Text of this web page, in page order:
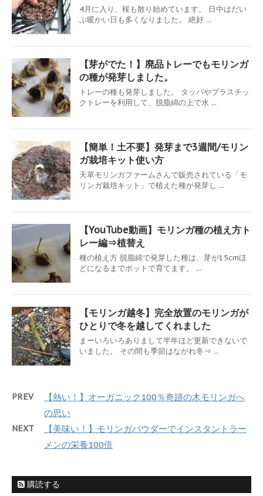
4月に入り、桜も散り始めています。 日中はだい
ぶ暖かい日も多くなりました。 絶好 ...
【芽がでた！】廃品トレーでもモリンガ
の種が発芽しました。
トレーの種も発芽しました。 タッパやプラスチッ
クトレーを利用して、脱脂綿の上で水 ...
【簡単！土不要】発芽まで3週間/モリン
ガ栽培キット使い方
天草モリンガファームさんで販売されている「モ
リンガ栽培キット」で植えた種が発芽し ...
【YouTube動画】モリンガ種の植え方ト
レー編⇒植替え
種の植え方 脱脂綿で発芽した種は、芽が15cmほ
どになるまでポットで育てます。 ...
【モリンガ越冬】完全放置のモリンガが
ひとりで冬を越してくれました
まーいろいろありまして半年ほど更新できないで
いました。 その間も季節はながれ冬⇒ ...
PREV
【熱い！】オーガニック100％奇跡の木モリンガへ
の思い
NEXT
【美味い！】モリンガパウダーでインスタントラー
メンの栄養100倍
購読する